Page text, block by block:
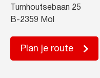
Turnhoutsebaan 25
B-2359 Mol
Plan je route